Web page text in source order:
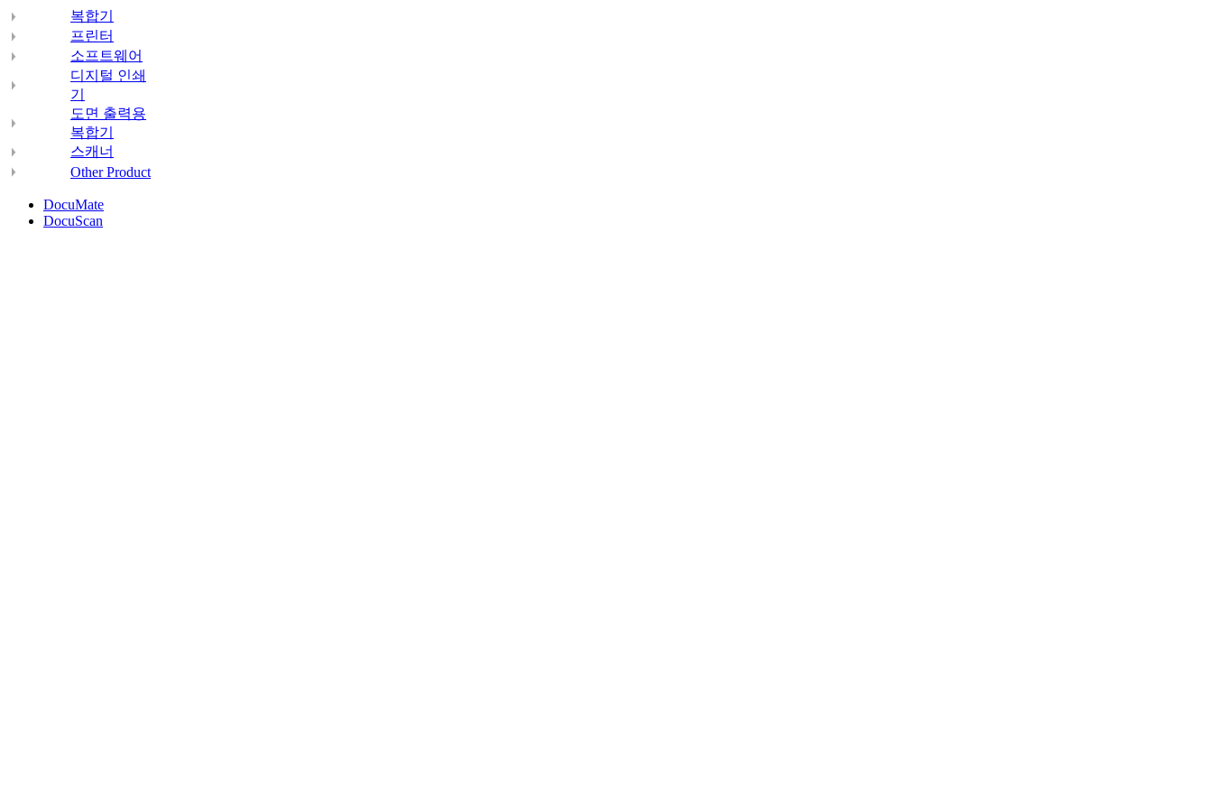
복합기
프린터
소프트웨어
디지털 인쇄
기
도면 출력용
복합기
스캐너
Other Product
DocuMate
DocuScan